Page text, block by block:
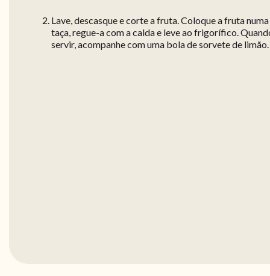
Lave, descasque e corte a fruta. Coloque a fruta numa
taça, regue-a com a calda e leve ao frigorífico.
servir, acompanhe com uma bola de sorvete de limão.